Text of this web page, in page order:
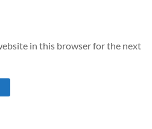
in this browser for the next